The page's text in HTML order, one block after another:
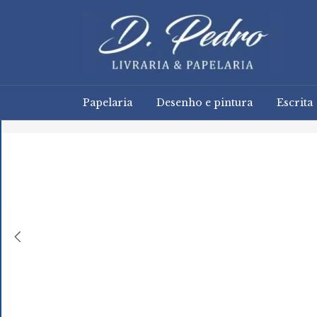
Papelaria Desenho e pintura Escrita